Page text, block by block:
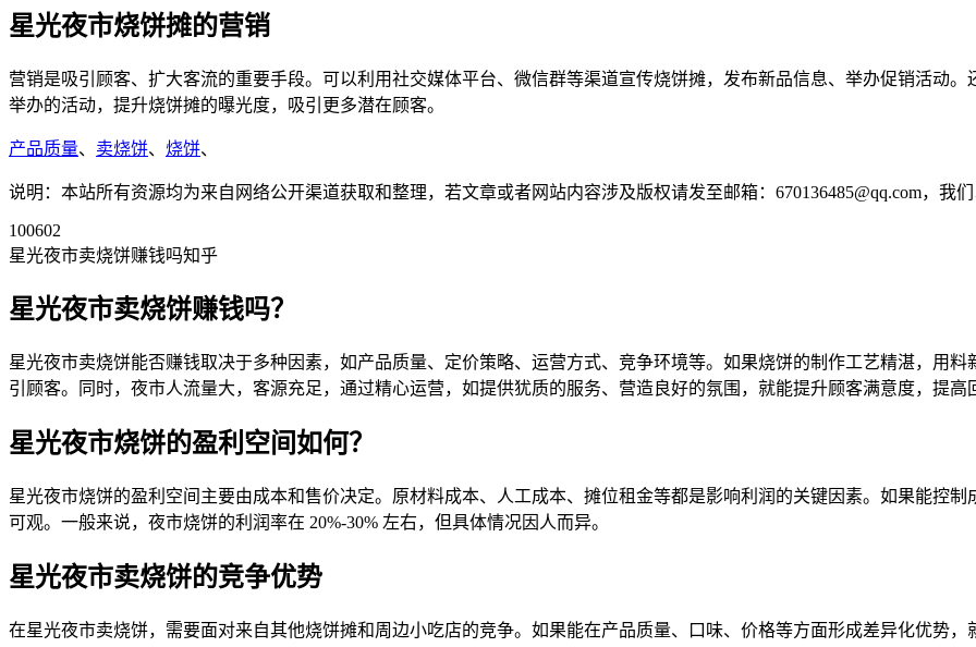
星光夜市烧饼摊的营销
营销是吸引顾客、扩大客流的重要手段。可以利用社交媒体平台、微信群等渠道宣传烧饼摊，发布新品信息、举办促销活动
举办的活动，提升烧饼摊的曝光度，吸引更多潜在顾客。
产品质量、 卖烧饼、 烧饼、
说明：本站所有资源均为来自网络公开渠道获取和整理，若文章或者网站内容涉及版权请发至邮箱：670136485@qq.com，我
100602
星光夜市卖烧饼赚钱吗知乎
星光夜市卖烧饼赚钱吗？
星光夜市卖烧饼能否赚钱取决于多种因素，如产品质量、定价策略、运营方式、竞争环境等。如果烧饼的制作工艺精湛，用
引顾客。同时，夜市人流量大，客源充足，通过精心运营，如提供犹质的服务、营造良好的氛围，就能提升顾客满意度，提高
星光夜市烧饼的盈利空间如何？
星光夜市烧饼的盈利空间主要由成本和售价决定。原材料成本、人工成本、摊位租金等都是影响利润的关键因素。如果能控
可观。一般来说，夜市烧饼的利润率在 20%-30% 左右，但具体情况因人而异。
星光夜市卖烧饼的竞争优势
在星光夜市卖烧饼，需要面对来自其他烧饼摊和周边小吃店的竞争。如果能在产品质量、口味、价格等方面形成差异化优势